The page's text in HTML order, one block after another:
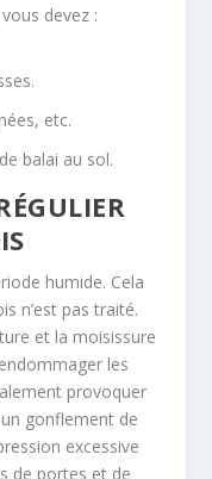
devez :
etc.
balai au sol.
humide. Cela
n’est pas traité.
et la moisissure
les
provoquer
gonflement de
excessive
de portes et de